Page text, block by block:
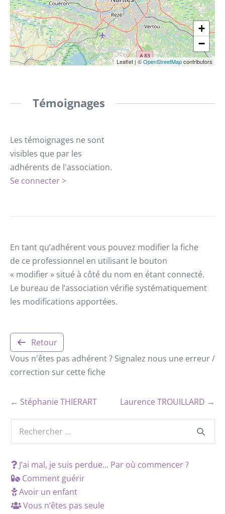
+
−
Leaflet |©OpenStreetMapcontributors
Témoignages
Les témoignages ne sont
visibles que par les
adhérents de l'association.
Se connecter >
En tant qu’adhérent vous pouvez modifier la fiche
de ce professionnel en utilisant le bouton
« modifier » situé à côté du nom en étant connecté.
Le bureau de l’association vérifie systématiquement
les modifications apportées.
Retour
Vous n'êtes pas adhérent ? Signalez nous une erreur /
correction sur cette fiche
← Stéphanie THIERART Laurence TROUILLARD →
J’ai mal, je suis perdue… Par où commencer ?
Comment guérir
Avoir un enfant
Vous n’êtes pas seule